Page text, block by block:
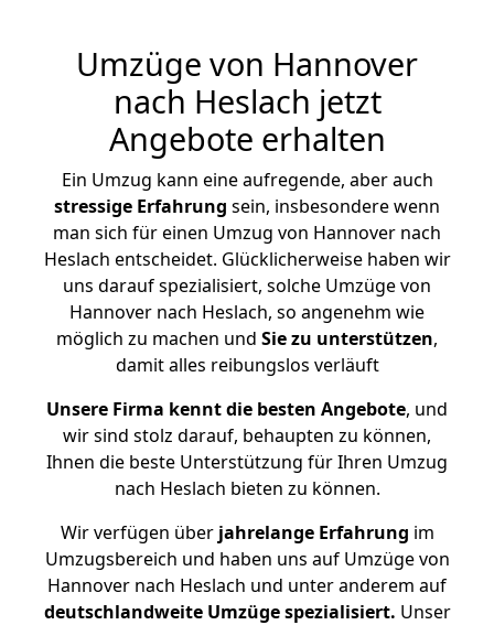
Umzüge von Hannover
nach Heslach jetzt
Angebote erhalten
Ein Umzug kann eine aufregende, aber auch
stressige Erfahrung sein, insbesondere wenn
man sich für einen Umzug von Hannover nach
Heslach entscheidet. Glücklicherweise haben wir
uns darauf spezialisiert, solche Umzüge von
Hannover nach Heslach, so angenehm wie
möglich zu machen und Sie zu unterstützen,
damit alles reibungslos verläuft
Unsere Firma kennt die besten Angebote, und
wir sind stolz darauf, behaupten zu können,
Ihnen die beste Unterstützung für Ihren Umzug
nach Heslach bieten zu können.
Wir verfügen überjahrelange Erfahrung im
Umzugsbereich und haben uns auf Umzüge von
Hannover nach Heslach und unter anderem auf
deutschlandweite Umzüge spezialisiert. Unser